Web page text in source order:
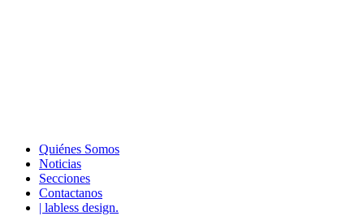
Quiénes Somos
Noticias
Secciones
Contactanos
| labless design.